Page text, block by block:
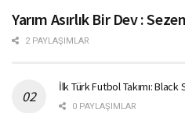
Yarım Asırlık Bir Dev :
2 PAYLAŞIMLAR
İlk Türk Futbol Takımı:
0 PAYLAŞIMLAR